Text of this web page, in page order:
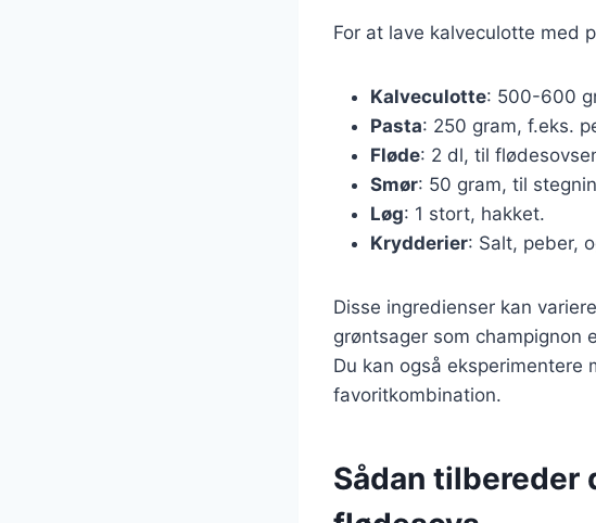
For at lave kalveculotte med
Kalveculotte: 500-600
Pasta: 250 gram, f.eks.
Fløde: 2 dl, til
Smør: 50 gram, til
Løg: 1 stort, hakket.
Krydderier: Salt, peber,
Disse ingredienser kan
grøntsager som champignon
Du kan også
favoritkombination.
Sådan tilbereder